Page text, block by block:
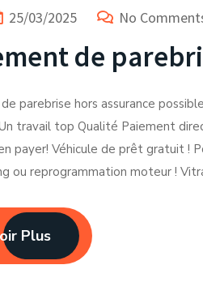
25/03/2025 No
de
parebrise hors assurance
travail top Qualité Paiement
payer! Véhicule de prêt gratuit !
ou reprogrammation moteur !
Plus